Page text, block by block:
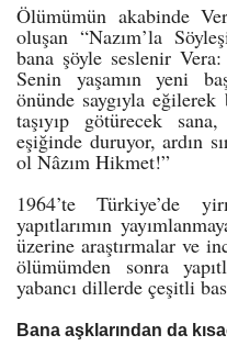
Ölümümün akabinde
oluşan “Nazım’la
bana şöyle seslenir
Senin yaşamın yeni
önünde saygıyla
taşıyıp götürecek
eşiğinde duruyor, ardın
ol Nâzım Hikmet!”
1964’te Türkiye’de
yapıtlarımın
üzerine araştırmalar ve
ölümümden sonra
yabancı dillerde çeşitli
Bana aşklarından da